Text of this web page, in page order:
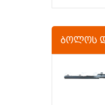
ᲑᲝᲚᲝᲡ